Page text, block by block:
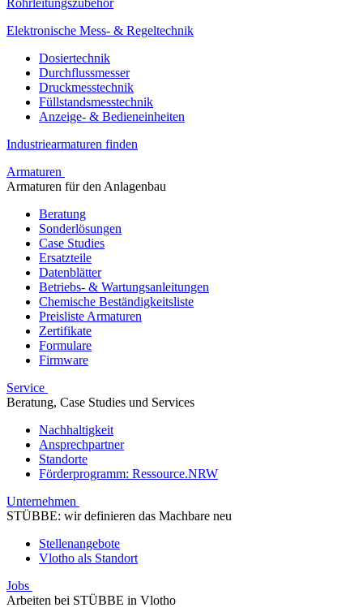
Rohrleitungszubehör
Elektronische Mess- & Regeltechnik
Dosiertechnik
Durchflussmesser
Druckmesstechnik
Füllstandsmesstechnik
Anzeige- & Bedieneinheiten
Industriearmaturen finden
Armaturen
Armaturen für den Anlagenbau
Beratung
Sonderlösungen
Case Studies
Ersatzteile
Datenblätter
Betriebs- & Wartungsanleitungen
Chemische Beständigkeitsliste
Preisliste Armaturen
Zertifikate
Formulare
Firmware
Service
Beratung, Case Studies und Services
Nachhaltigkeit
Ansprechpartner
Standorte
Förderprogramm: Ressource.NRW
Unternehmen
STÜBBE: wir definieren das Machbare neu
Stellenangebote
Vlotho als Standort
Jobs
Arbeiten bei STÜBBE in Vlotho